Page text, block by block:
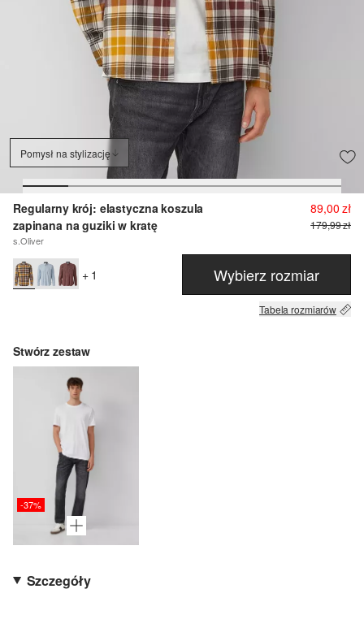
Pomysł na stylizację
Regularny krój: elastyczna koszula
zapinana na guziki w kratę
s.Oliver
89,00 zł
179,99 zł
+ 1 Wybierz rozmiar
Tabela rozmiarów
Stwórz zestaw
-37%
Szczegóły